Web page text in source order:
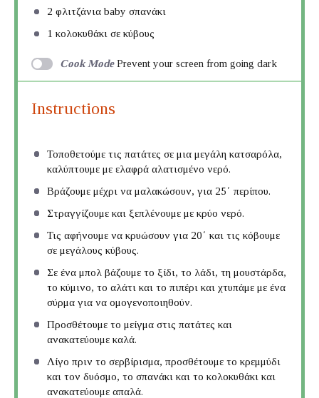
2 φλιτζάνια baby σπανάκι
1 κολοκυθάκι σε κύβους
Cook Mode Prevent your screen from going dark
Instructions
Τοποθετούμε τις πατάτες σε μια μεγάλη κατσαρόλα,
καλύπτουμε με ελαφρά αλατισμένο νερό.
Βράζουμε μέχρι να μαλακώσουν, για 25΄ περίπου.
Στραγγίζουμε και ξεπλένουμε με κρύο νερό.
Τις αφήνουμε να κρυώσουν για 20΄ και τις κόβουμε
σε μεγάλους κύβους.
Σε ένα μπολ βάζουμε το ξίδι, το λάδι, τη μουστάρδα,
το κύμινο, το αλάτι και το πιπέρι και χτυπάμε με ένα
σύρμα για να ομογενοποιηθούν.
Προσθέτουμε το μείγμα στις πατάτες και
ανακατεύουμε καλά.
Λίγο πριν το σερβίρισμα, προσθέτουμε το κρεμμύδι
και τον δυόσμο, το σπανάκι και το κολοκυθάκι και
ανακατεύουμε απαλά.